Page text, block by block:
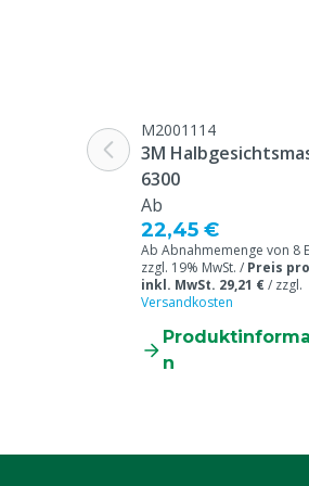
Tierarten
Farbe
M2001114
3M
6300
Ab
22,45 €
Ab Abnahmemenge von 8
zzgl. 19% MwSt. / Preis
inkl. MwSt. 29,21 €/ zzgl.
Versandkosten
n